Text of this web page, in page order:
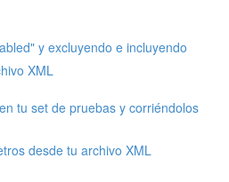
y excluyendo e incluyendo
XML
tu set de pruebas y corriéndolos
desde tu archivo XML